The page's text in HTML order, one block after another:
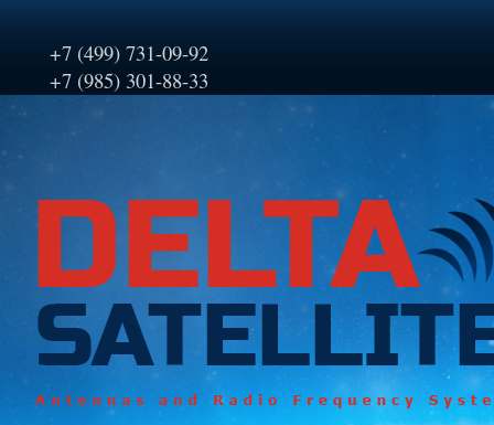
+7 (499) 731-09-92
+7 (985) 301-88-33